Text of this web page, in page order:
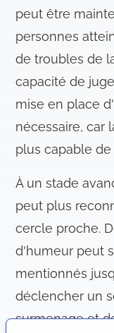
peut être
personnes
de troubles de
capacité de
mise en place
nécessaire, car
plus capable de
À un stade
peut plus
cercle proche.
d'humeur peut
mentionnés
déclencher un
surmenage et